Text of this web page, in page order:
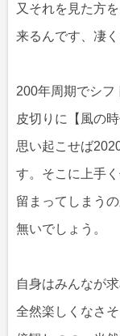
又それを見た方
来るんです、凄
200年周期でシフ
皮切りに【風の
思い起こせば
す。そこに上手く
留まってしまう
無いでしょう。
自身はみんなが
全然楽しくなさ